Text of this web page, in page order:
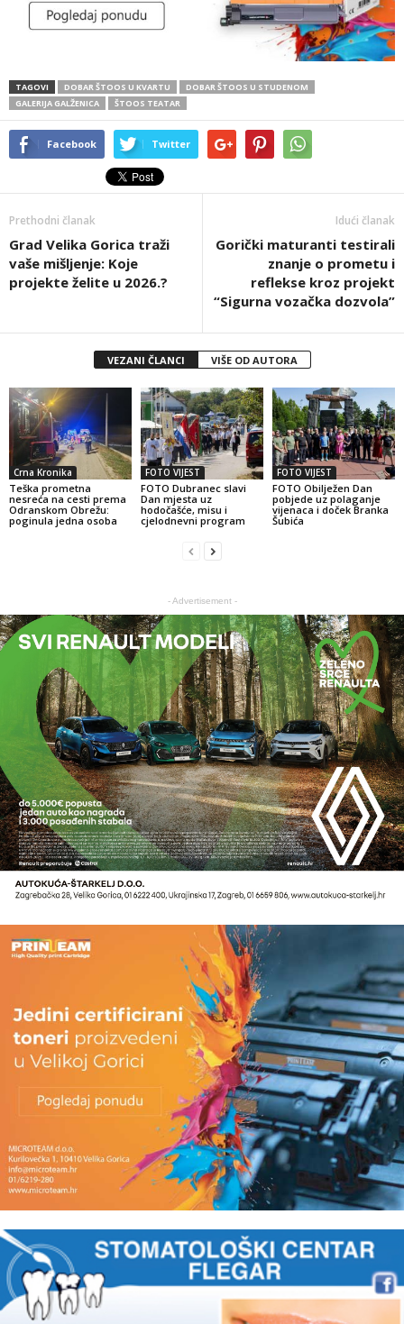
TAGOVI DOBAR ŠTOOS U KVARTU
DOBAR ŠTOOS U STUDENOM
GALERIJA GALŽENICA
ŠTOOS TEATAR
Facebook Twitter
Prethodni članak
Grad Velika Gorica traži
vaše mišljenje: Koje
projekte želite u 2026.?
Idući članak
Gorički maturanti testirali
znanje o prometu i
reflekse kroz projekt
“Sigurna vozačka dozvola”
VEZANI ČLANCI VIŠE OD AUTORA
Crna Kronika
Teška prometna
nesreća na cesti prema
Odranskom Obrežu:
poginula jedna osoba
FOTO VIJEST
FOTO Dubranec slavi
Dan mjesta uz
hodočašće, misu i
cjelodnevni program
FOTO VIJEST
FOTO Obilježen Dan
pobjede uz polaganje
vijenaca i doček Branka
Šubića
- Advertisement -